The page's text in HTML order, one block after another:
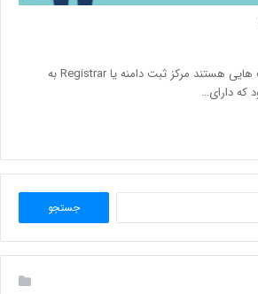
مراکز ثبت دامنه چه شرکت هایی هستند مرکز ثبت دامنه یا Registrar به
که دارای…
برای: